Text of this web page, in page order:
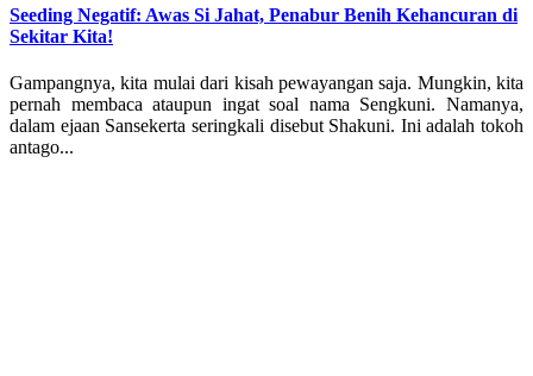
Seeding Negatif: Awas Si Jahat, Penabur Benih Kehancuran di
Sekitar Kita!
Gampangnya, kita mulai dari kisah pewayangan saja. Mungkin, kita
pernah membaca ataupun ingat soal nama Sengkuni. Namanya,
dalam ejaan Sansekerta seringkali disebut Shakuni. Ini adalah tokoh
antago...